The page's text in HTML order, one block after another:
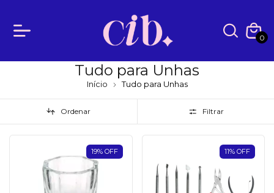
0
Tudo para Unhas
Início Tudo para Unhas
Ordenar Filtrar
19% OFF 11% OFF